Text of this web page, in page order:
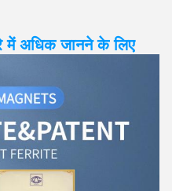
अधिक जानने के लिए